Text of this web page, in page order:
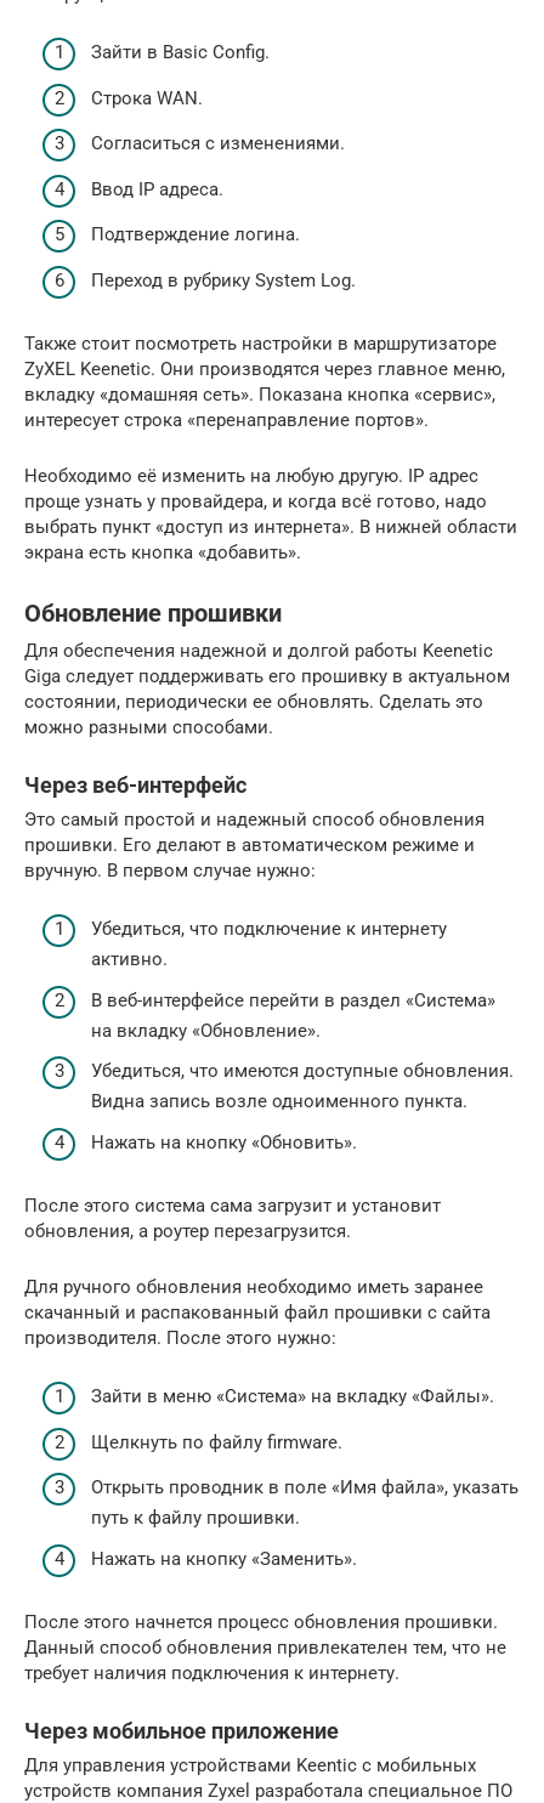
Зайти в Basic Config.
Строка WAN.
Согласиться с изменениями.
Ввод IP адреса.
Подтверждение логина.
Переход в рубрику System Log.
Также стоит посмотреть настройки в маршрутизаторе
ZyXEL Keenetic. Они производятся через главное меню,
вкладку «домашняя сеть». Показана кнопка «сервис»,
интересует строка «перенаправление портов».
Необходимо её изменить на любую другую. IP адрес
проще узнать у провайдера, и когда всё готово, надо
выбрать пункт «доступ из интернета». В нижней области
экрана есть кнопка «добавить».
Обновление прошивки
Для обеспечения надежной и долгой работы Keenetic
Giga следует поддерживать его прошивку в актуальном
состоянии, периодически ее обновлять. Сделать это
можно разными способами.
Через веб-интерфейс
Это самый простой и надежный способ обновления
прошивки. Его делают в автоматическом режиме и
вручную. В первом случае нужно:
Убедиться, что подключение к интернету
активно.
В веб-интерфейсе перейти в раздел «Система»
на вкладку «Обновление».
Убедиться, что имеются доступные обновления.
Видна запись возле одноименного пункта.
Нажать на кнопку «Обновить».
После этого система сама загрузит и установит
обновления, а роутер перезагрузится.
Для ручного обновления необходимо иметь заранее
скачанный и распакованный файл прошивки с сайта
производителя. После этого нужно:
Зайти в меню «Система» на вкладку «Файлы».
Щелкнуть по файлу firmware.
Открыть проводник в поле «Имя файла», указать
путь к файлу прошивки.
Нажать на кнопку «Заменить».
После этого начнется процесс обновления прошивки.
Данный способ обновления привлекателен тем, что не
требует наличия подключения к интернету.
Через мобильное приложение
Для управления устройствами Keentic с мобильных
устройств компания Zyxel разработала специальное ПО